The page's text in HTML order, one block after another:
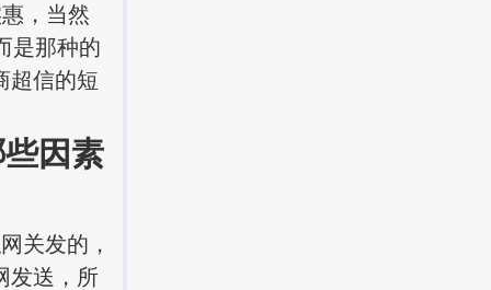
，当然
是那种的
超信的短
因素
关发的，
发送，所